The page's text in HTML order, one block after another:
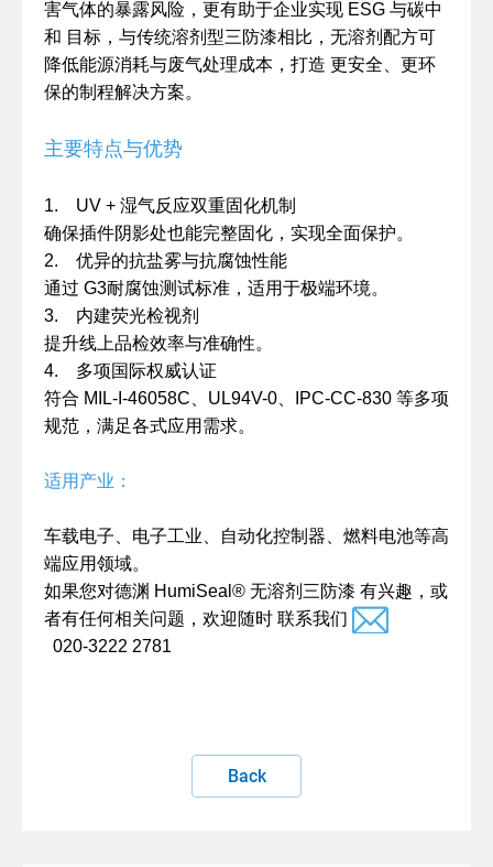
害气体的暴露风险，更有助于企业实现 ESG 与碳中
和 目标，与传统溶剂型三防漆相比，无溶剂配方可
降低能源消耗与废气处理成本，打造 更安全、更环
保的制程解决方案。
主要特点与优势
1. UV + 湿气反应双重固化机制
确保插件阴影处也能完整固化，实现全面保护。
2. 优异的抗盐雾与抗腐蚀性能
通过 G3耐腐蚀测试标准，适用于极端环境。
3. 内建荧光检视剂
提升线上品检效率与准确性。
4. 多项国际权威认证
符合 MIL-I-46058C、UL94V-0、IPC-CC-830 等多项
规范，满足各式应用需求。
适用产业：
车载电子、电子工业、自动化控制器、燃料电池等高
端应用领域。
如果您对德渊 HumiSeal® 无溶剂三防漆 有兴趣，或
者有任何相关问题，欢迎随时 联系我们
020-3222 2781
Back